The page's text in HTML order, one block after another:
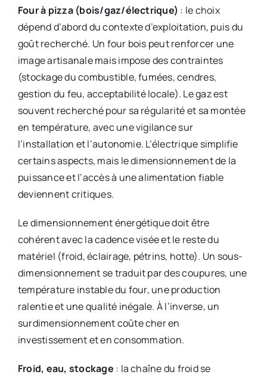
Four à pizza (bois/gaz/électrique) : le choix
dépend d’abord du contexte d’exploitation, puis du
goût recherché. Un four bois peut renforcer une
image artisanale mais impose des contraintes
(stockage du combustible, fumées, cendres,
gestion du feu, acceptabilité locale). Le gaz est
souvent recherché pour sa régularité et sa montée
en température, avec une vigilance sur
l’installation et l’autonomie. L’électrique simplifie
certains aspects, mais le dimensionnement de la
puissance et l’accès à une alimentation fiable
deviennent critiques.
Le dimensionnement énergétique doit être
cohérent avec la cadence visée et le reste du
matériel (froid, éclairage, pétrins, hotte). Un sous-
dimensionnement se traduit par des coupures, une
température instable du four, une production
ralentie et une qualité inégale. À l’inverse, un
surdimensionnement coûte cher en
investissement et en consommation.
Froid, eau, stockage : la chaîne du froid se